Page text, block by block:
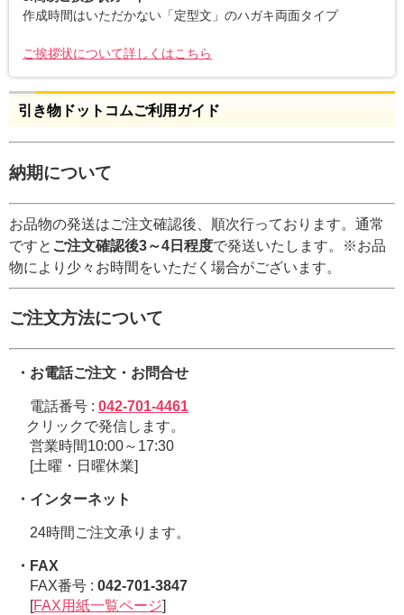
作成時間はいただかない「定型文」のハガキ両面タイプ
ご挨拶状について詳しくはこちら
引き物ドットコムご利用ガイド
納期について
お品物の発送はご注文確認後、順次行っております。通常
ですと ご注文確認後3～4日程度で発送いたします。※お品
物により少々お時間をいただく場合がございます。
ご注文方法について
・お電話ご注文・お問合せ
電話番号 : 042-701-4461
クリックで発信します。
営業時間10:00～17:30
[土曜・日曜休業]
・インターネット
24時間ご注文承ります。
・FAX
FAX番号 : 042-701-3847
[FAX用紙一覧ページ]